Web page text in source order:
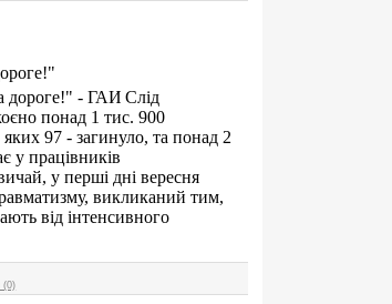
Слід
понад 1 тис. 900
97 - загинуло, та понад 2
у працівників
у перші дні вересня
викликаний тим,
від інтенсивного
(0)